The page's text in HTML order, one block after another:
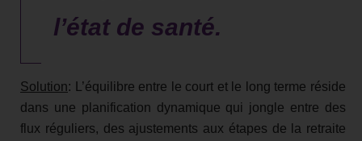
l’état de santé.
Solution: L’équilibre entre le court et le long terme réside
dans une planification dynamique qui jongle entre des
flux réguliers, des ajustements aux étapes de la retraite